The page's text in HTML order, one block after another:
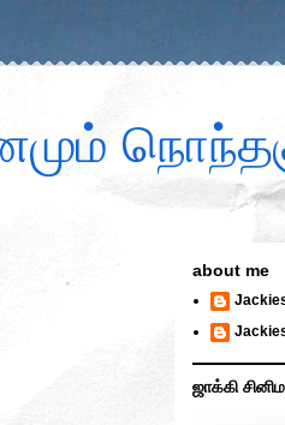
about me
ஜாக்கி